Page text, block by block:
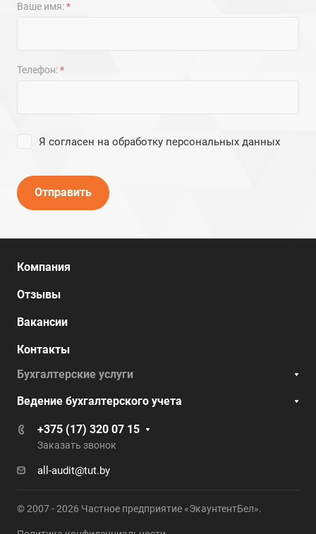
Ваше имя:*
Телефон:*
Я согласен на обработку персональных данных
Отправить
Компания
Отзывы
Вакансии
Контакты
Бухгалтерские услуги
Ведение бухгалтерского учета
+375 (17) 320 07 15
Заказать звонок
all-audit@tut.by
© 2007 - 2026 Частное предприятие «ЭкаунтентБел».